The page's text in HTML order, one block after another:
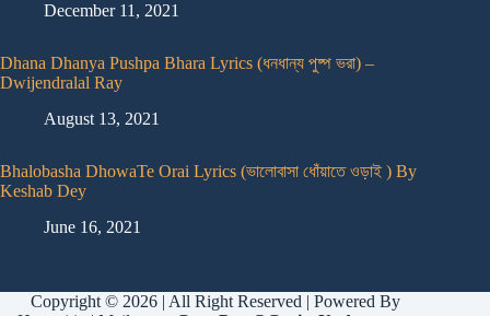
December 11, 2021
Dhana Dhanya Pushpa Bhara Lyrics (ধনধান্য পুষ্প ভরা) –
Dwijendralal Ray
August 13, 2021
Bhalobasha DhowaTe Orai Lyrics (ভালোবাসা ধোঁয়াতে ওড়াই ) By
Keshab Dey
June 16, 2021
Copyright © 2026 | All Right Reserved | Powered By